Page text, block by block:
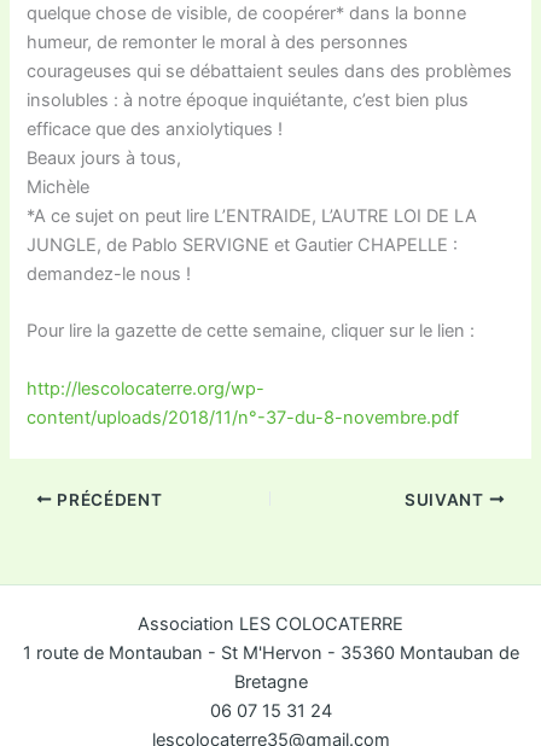
quelque chose de visible, de coopérer* dans la bonne
humeur, de remonter le moral à des personnes
courageuses qui se débattaient seules dans des problèmes
insolubles : à notre époque inquiétante, c’est bien plus
efficace que des anxiolytiques !
Beaux jours à tous,
Michèle
*A ce sujet on peut lire L’ENTRAIDE, L’AUTRE LOI DE LA
JUNGLE, de Pablo SERVIGNE et Gautier CHAPELLE :
demandez-le nous !
Pour lire la gazette de cette semaine, cliquer sur le lien :
http://lescolocaterre.org/wp-
content/uploads/2018/11/n°-37-du-8-novembre.pdf
PRÉCÉDENT SUIVANT
Association LES COLOCATERRE
1 route de Montauban - St M'Hervon - 35360 Montauban de
Bretagne
06 07 15 31 24
lescolocaterre35@gmail.com